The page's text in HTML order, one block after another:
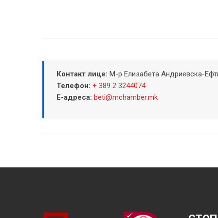
Контакт лице: М-р Елизабета Андриевска-
Телефон: + 389 2 3244074
Е-адреса: beti@mchamber.mk